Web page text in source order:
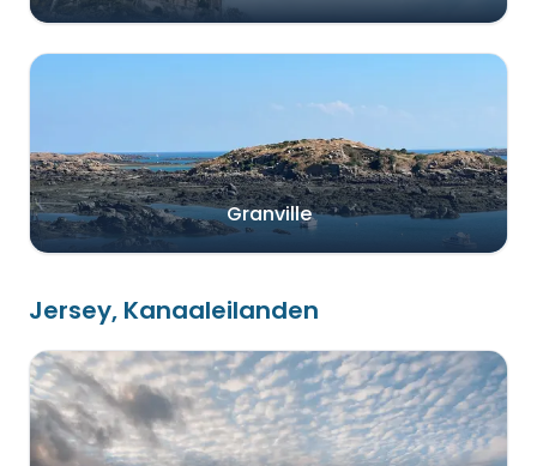
Granville
Jersey, Kanaaleilanden